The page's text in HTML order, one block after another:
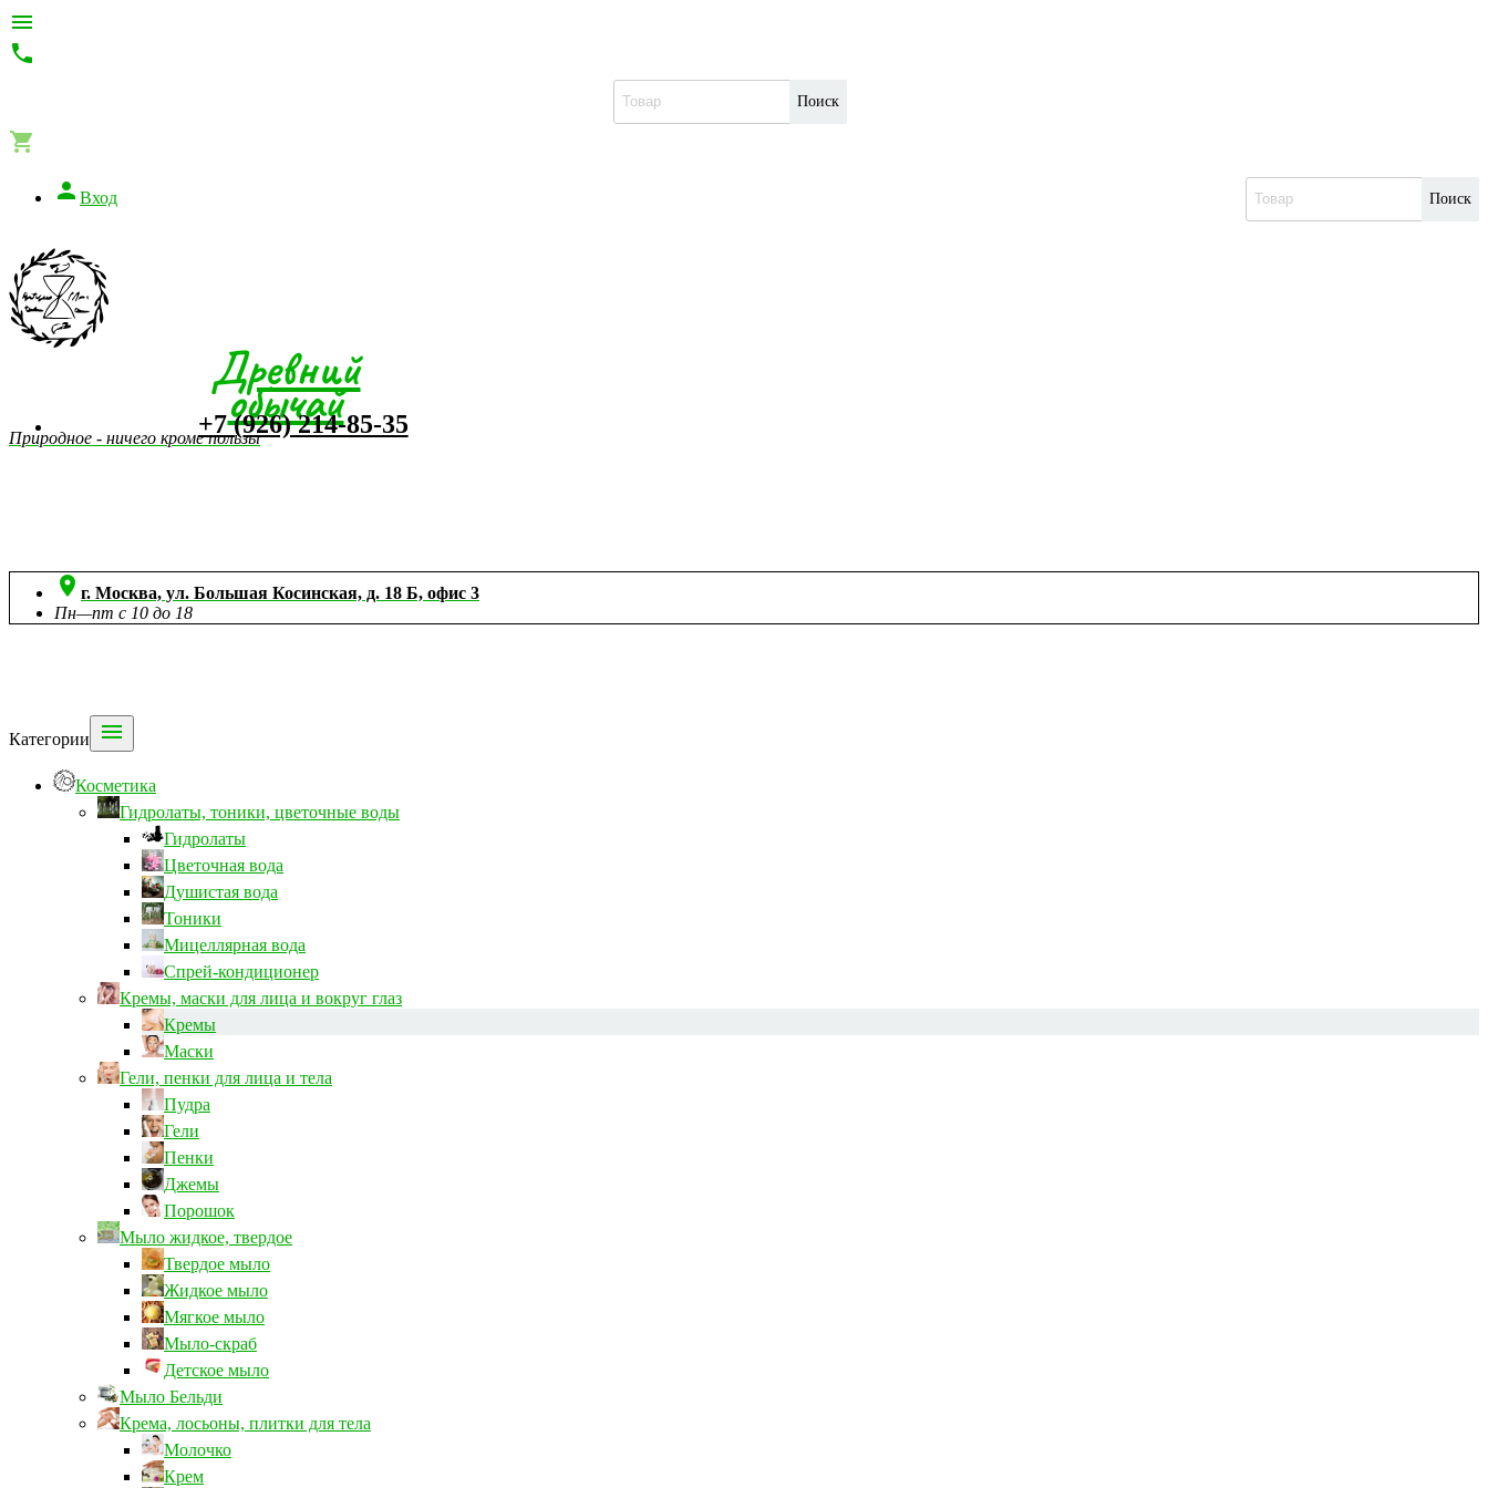


Поиск

Поиск
 Вход
Древний
обычай
Природное - ничего кроме пользы+7 (926) 214-85-35
 г. Москва, ул. Большая Косинская, д. 18 Б, офис 3
Пн—пт с 10 до 18
Категории 
Косметика
Гидролаты, тоники, цветочные воды
Гидролаты
Цветочная вода
Душистая вода
Тоники
Мицеллярная вода
Спрей-кондиционер
Кремы, маски для лица и вокруг глаз
Кремы
Маски
Гели, пенки для лица и тела
Пудра
Гели
Пенки
Джемы
Порошок
Мыло жидкое, твердое
Твердое мыло
Жидкое мыло
Мягкое мыло
Мыло-скраб
Детское мыло
Мыло Бельди
Крема, лосьоны, плитки для тела
Молочко
Крем